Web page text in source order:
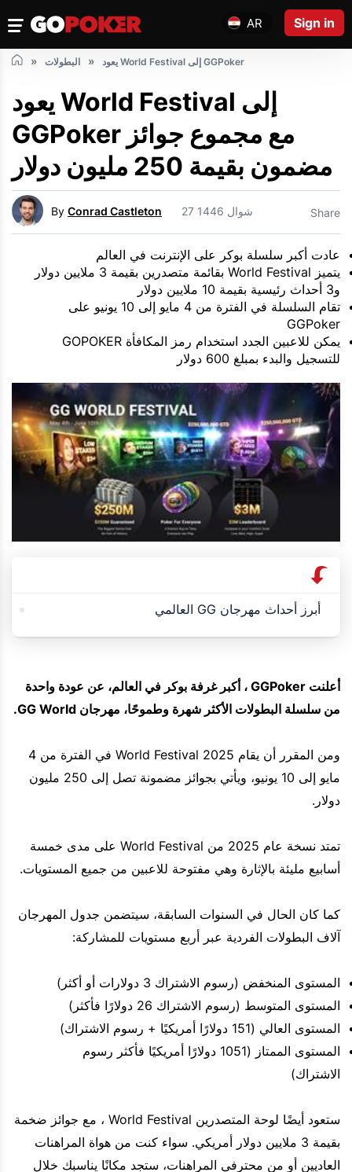
AR Sign in
البطولات يعود World Festival إلى GGPoker
يعود World Festival إلى
GGPoker مع مجموع جوائز
مضمون بقيمة 250 مليون دولار
By Conrad Castleton 27 شوال 1446 Share
عادت أكبر سلسلة بوكر على الإنترنت في العالم
يتميز World Festival بقائمة متصدرين بقيمة 3 ملايين دولار
و3 أحداث رئيسية بقيمة 10 ملايين دولار
تقام السلسلة في الفترة من 4 مايو إلى 10 يونيو على
GGPoker
يمكن للاعبين الجدد استخدام رمز المكافأة GOPOKER
للتسجيل والبدء بمبلغ 600 دولار
أبرز أحداث مهرجان GG العالمي
أعلنت GGPoker ، أكبر غرفة بوكر في العالم، عن عودة واحدة
من سلسلة البطولات الأكثر شهرة وطموحًا، مهرجان GG World.
ومن المقرر أن يقام World Festival 2025 في الفترة من 4
مايو إلى 10 يونيو، ويأتي بجوائز مضمونة تصل إلى 250 مليون
دولار.
تمتد نسخة عام 2025 من World Festival على مدى خمسة
أسابيع مليئة بالإثارة وهي مفتوحة للاعبين من جميع المستويات.
كما كان الحال في السنوات السابقة، سيتضمن جدول المهرجان
آلاف البطولات الفردية عبر أربع مستويات للمشاركة:
المستوى المنخفض (رسوم الاشتراك 3 دولارات أو أكثر)
المستوى المتوسط (رسوم الاشتراك 26 دولارًا فأكثر)
المستوى العالي (151 دولارًا أمريكيًا + رسوم الاشتراك)
المستوى الممتاز (1051 دولارًا أمريكيًا فأكثر رسوم
الاشتراك)
ستعود أيضًا لوحة المتصدرين World Festival ، مع جوائز ضخمة
بقيمة 3 ملايين دولار أمريكي. سواء كنت من هواة المراهنات
العاديين أو من محترفي المراهنات، ستجد مكانًا يناسبك خلال